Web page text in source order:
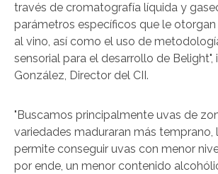
través de cromatografía líquida y
parámetros específicos que le
al vino, así como el uso de
sensorial para el desarrollo de Belight",
González, Director del CII.
"Buscamos principalmente uvas de
variedades maduraran más temprano,
permite conseguir uvas con menor
por ende, un menor contenido